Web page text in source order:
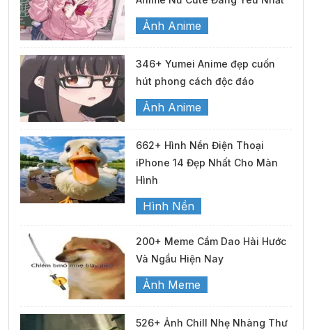
Ảnh Anime
346+ Yumei Anime đẹp cuốn
hút phong cách độc đáo
Ảnh Anime
662+ Hình Nền Điện Thoại
iPhone 14 Đẹp Nhất Cho Màn
Hình
Hình Nền
200+ Meme Cầm Dao Hài Hước
Và Ngầu Hiện Nay
Ảnh Meme
526+ Ảnh Chill Nhẹ Nhàng Thư